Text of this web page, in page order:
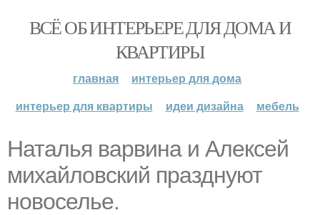
ВСЁ ОБ ИНТЕРЬЕРЕ ДЛЯ ДОМА И
КВАРТИРЫ
главная
интерьер для дома
интерьер для квартиры
идеи дизайна мебель
Наталья варвина и Алексей
михайловский празднуют
новоселье.